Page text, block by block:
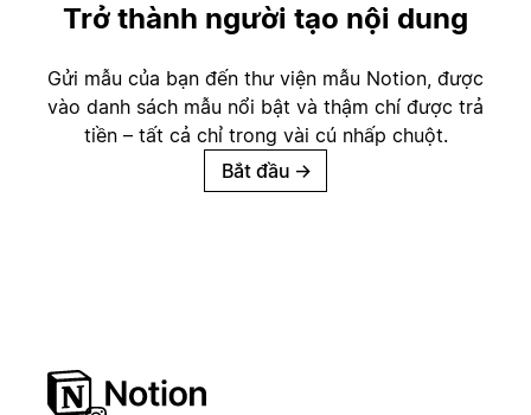
Trở thành người tạo nội dung
Gửi mẫu của bạn đến thư viện mẫu Notion, được
vào danh sách mẫu nổi bật và thậm chí được trả
tiền – tất cả chỉ trong vài cú nhấp chuột.
Bắt đầu →